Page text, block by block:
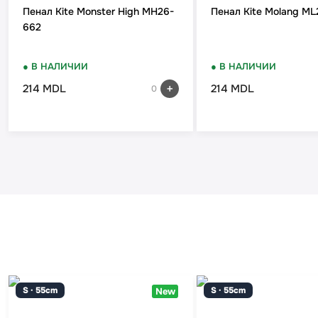
Пенал Kite Monster High MH26-
662
● В НАЛИЧИИ
214 MDL 0
Пенал Kite Molang
● В НАЛИЧИИ
214 MDL
S · 55cm New S · 55cm